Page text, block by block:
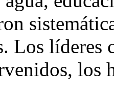
Los
los